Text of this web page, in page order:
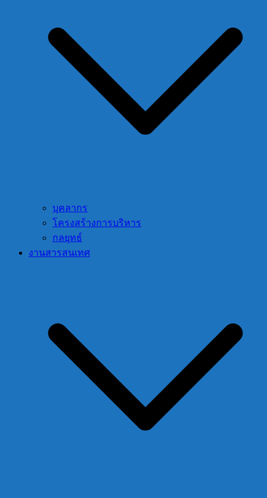
บุคลากร
โครงสร้างการบริหาร
กลยุทธ์
งานสารสนเทศ